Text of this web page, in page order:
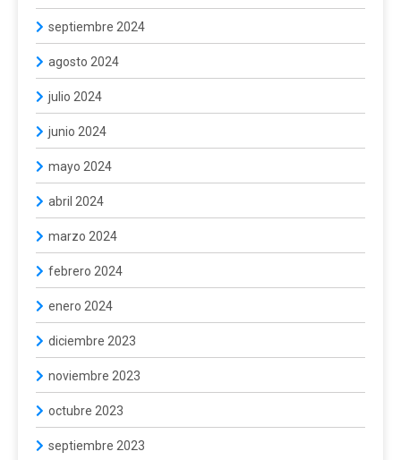
septiembre 2024
agosto 2024
julio 2024
junio 2024
mayo 2024
abril 2024
marzo 2024
febrero 2024
enero 2024
diciembre 2023
noviembre 2023
octubre 2023
septiembre 2023